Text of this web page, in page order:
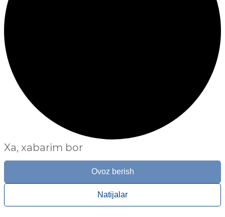
Xa, xabarim bor
Ovoz berish
Natijalar